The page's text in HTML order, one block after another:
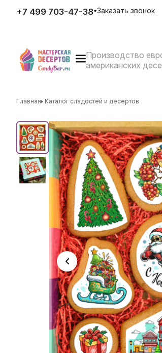
Главная Каталог сладостей и десертов
+7 499 703-47-38
E-mail
zakaz@candybar.ru
Адрес
Режим работы
Заказать звонок
Производство
американских